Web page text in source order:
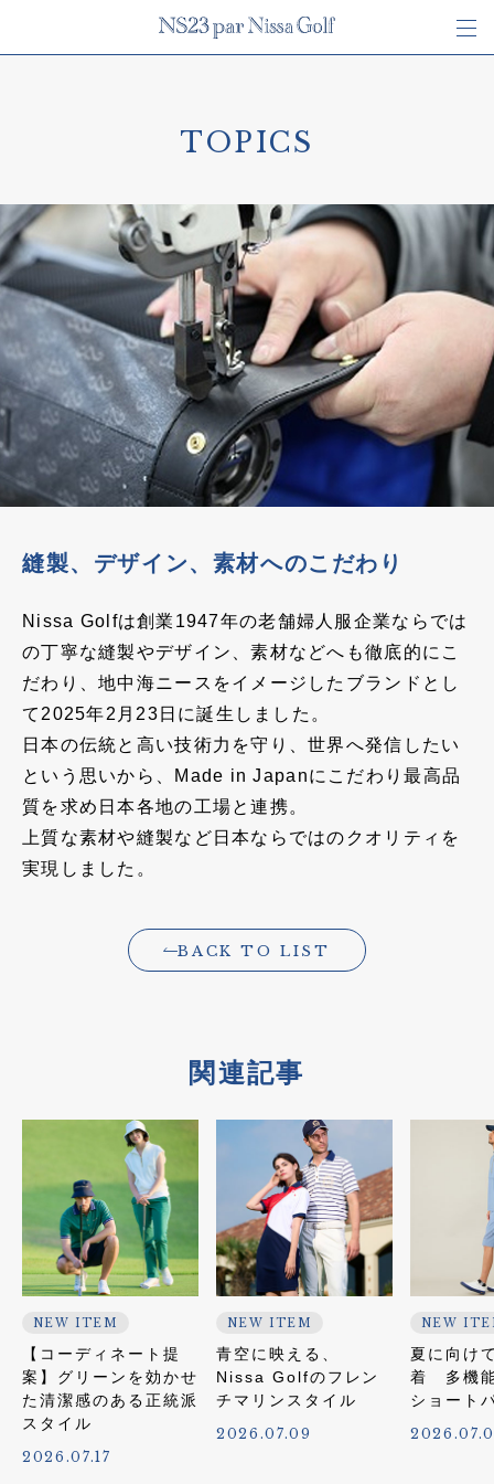
TOPICS
縫製、デザイン、素材へのこだわり
Nissa Golfは創業1947年の老舗婦人服企業ならでは
の丁寧な縫製やデザイン、素材などへも徹底的にこ
だわり、地中海ニースをイメージしたブランドとし
て2025年2月23日に誕生しました。
日本の伝統と高い技術力を守り、世界へ発信したい
という思いから、Made in Japanにこだわり最高品
質を求め日本各地の工場と連携。
上質な素材や縫製など日本ならではのクオリティを
実現しました。
BACK TO LIST
関連記事
NEW ITEM
【コーディネート提
案】グリーンを効かせ
た清潔感のある正統派
スタイル
2026.07.17
NEW ITEM
青空に映える、
Nissa Golfのフレン
チマリンスタイル
2026.07.09
NEW
夏に向け
着 多機
ショート